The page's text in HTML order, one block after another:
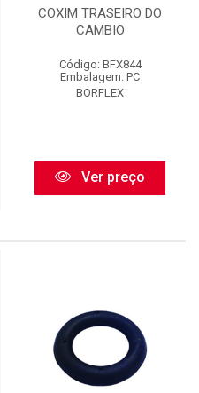
COXIM TRASEIRO DO
CAMBIO
Código: BFX844
Embalagem: PC
BORFLEX
Ver preço